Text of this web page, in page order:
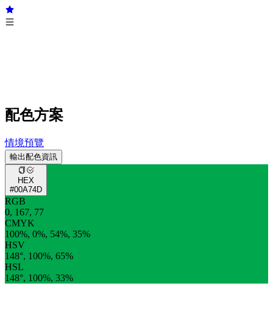
配色方案
情境預覽
輸出配色資訊
HEX
#00A74D
RGB
0, 167, 77
CMYK
100%, 0%, 54%, 35%
HSV
148°, 100%, 65%
HSL
148°, 100%, 33%